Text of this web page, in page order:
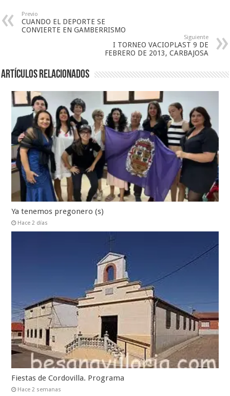
Previo
CUANDO EL DEPORTE SE
CONVIERTE EN GAMBERRISMO
Siguiente
I TORNEO VACIOPLAST 9 DE
FEBRERO DE 2013, CARBAJOSA
Artículos relacionados
Ya tenemos pregonero (s)
Hace 2 días
Fiestas de Cordovilla. Programa
Hace 2 semanas